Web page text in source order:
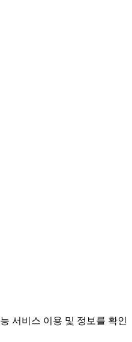
서비스 이용 및 정보를 확인